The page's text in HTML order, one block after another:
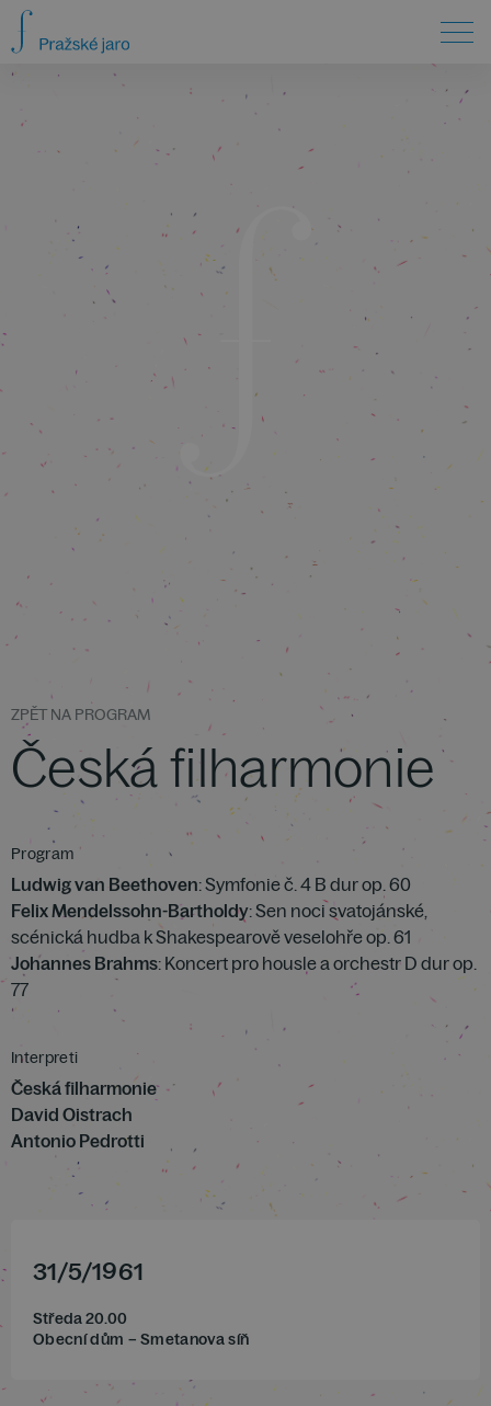
ZPĚT NA PROGRAM
Česká filharmonie
Program
Ludwig van Beethoven: Symfonie č. 4 B dur op. 60
Felix Mendelssohn-Bartholdy: Sen noci svatojánské,
scénická hudba k Shakespearově veselohře op. 61
Johannes Brahms: Koncert pro housle a orchestr D dur op.
77
Interpreti
Česká filharmonie
David Oistrach
Antonio Pedrotti
31/5/1961
Středa 20.00
Obecní dům – Smetanova síň